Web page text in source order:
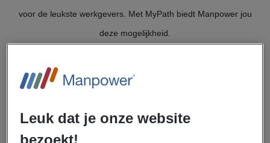
voor de leukste werkgevers. Met MyPath biedt Manpower jou
deze mogelijkheid.
Vorm jouw carrièrepad
aanbod aan assessments, opleidingen, e-learnings en
Leuk dat je onze website
bezoekt!